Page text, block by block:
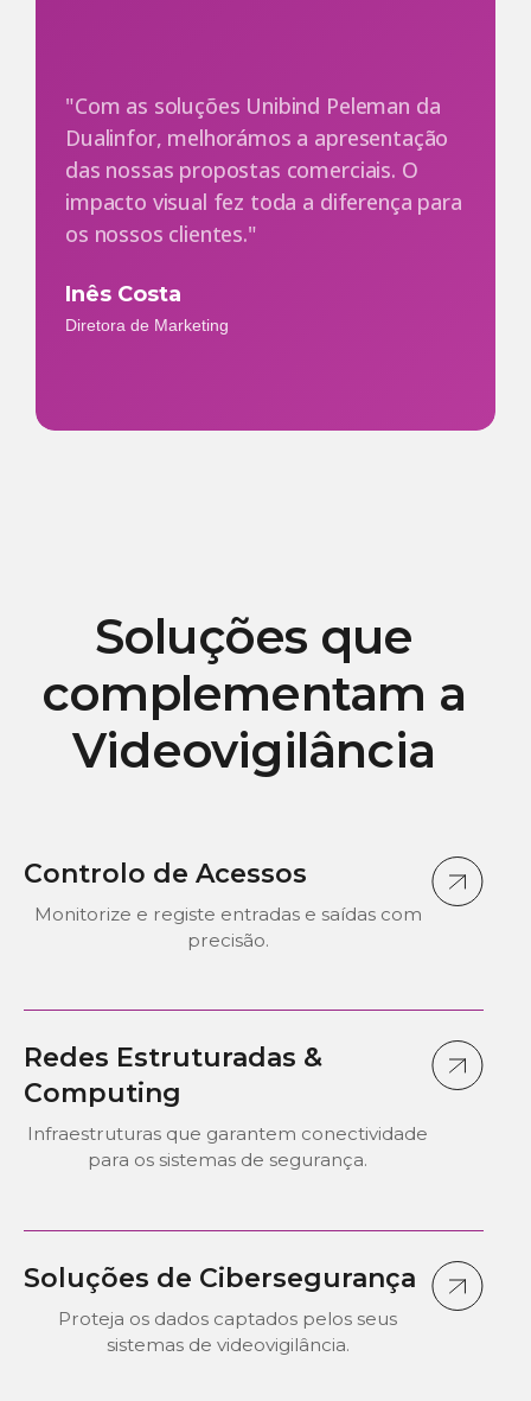
"Com as soluções Unibind Peleman da
Dualinfor, melhorámos a apresentação
das nossas propostas comerciais. O
impacto visual fez toda a diferença para
os nossos clientes."
Inês Costa
Diretora de Marketing
Soluções que
complementam a
Videovigilância
Controlo de Acessos
Monitorize e registe entradas e saídas com
precisão.
Redes Estruturadas &
Computing
Infraestruturas que garantem conectividade
para os sistemas de segurança.
Soluções de Cibersegurança
Proteja os dados captados pelos seus
sistemas de videovigilância.